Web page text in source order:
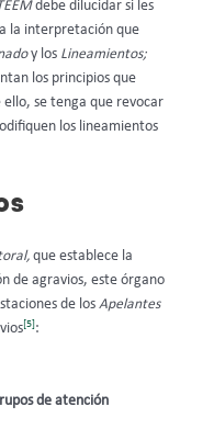
debe dilucidar si les
la interpretación que
y los Lineamientos;
los principios que
se tenga que revocar
los lineamientos
que establece la
de agravios, este órgano
de los Apelantes
[5]:
de atención